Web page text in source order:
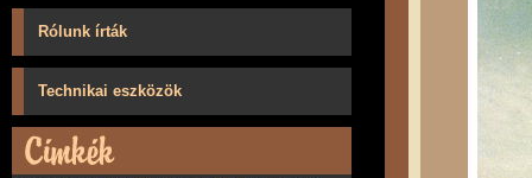
Rólunk írták
Technikai eszközök